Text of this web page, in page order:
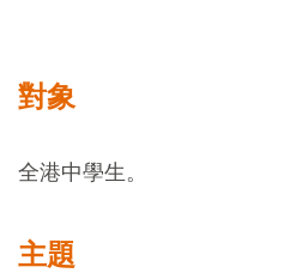
對象
全港中學生。
主題